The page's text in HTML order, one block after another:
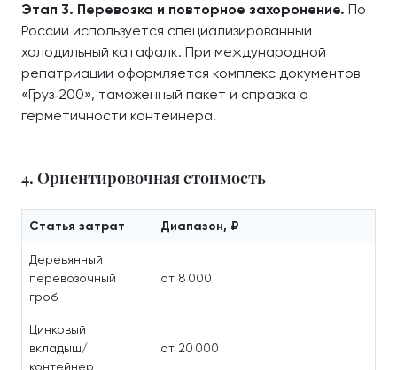
Этап 3. Перевозка и повторное захоронение. По
России используется специализированный
холодильный катафалк. При международной
репатриации оформляется комплекс документов
«Груз‑200», таможенный пакет и справка о
герметичности контейнера.
4. Ориентировочная стоимость
Статья затрат Диапазон, ₽
Деревянный
перевозочный
гроб
от 8 000
Цинковый
вкладыш/
контейнер
от 20 000